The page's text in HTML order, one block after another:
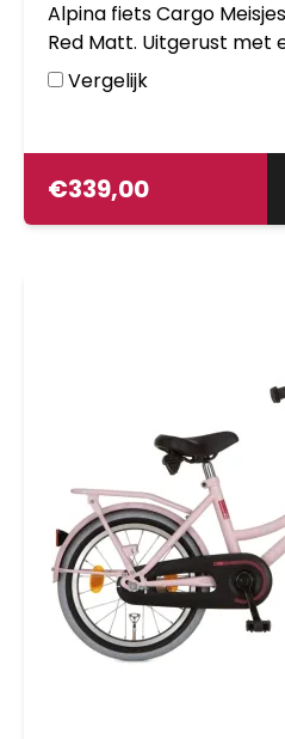
Alpina fiets Cargo
Red Matt. Uitgerust met
een remnaaf achter,
aluminium frame.
Vergelijk
€339,00